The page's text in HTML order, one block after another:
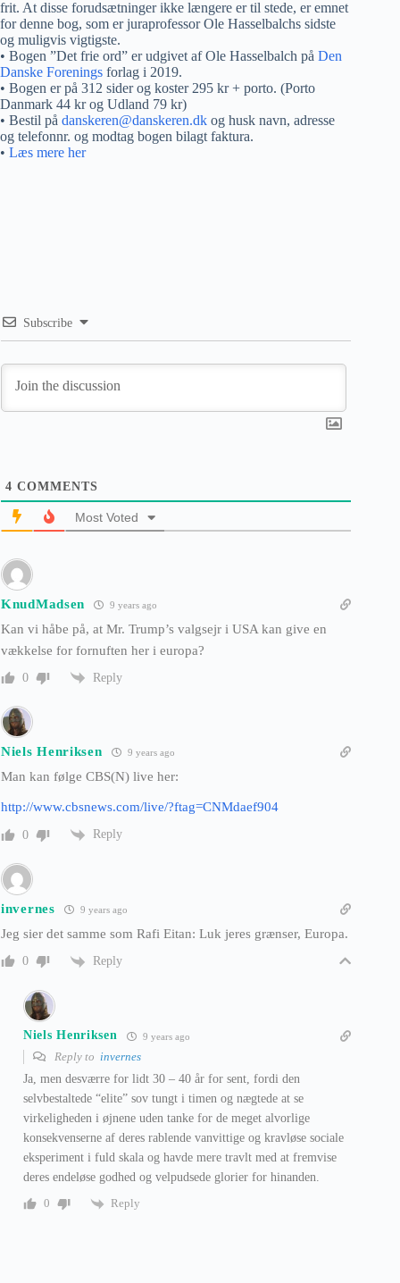
frit. At disse forudsætninger ikke længere er til stede, er emnet
for denne bog, som er juraprofessor Ole Hasselbalchs sidste
og muligvis vigtigste.
• Bogen ”Det frie ord” er udgivet af Ole Hasselbalch på Den
Danske Forenings forlag i 2019.
• Bogen er på 312 sider og koster 295 kr + porto. (Porto
Danmark 44 kr og Udland 79 kr)
• Bestil på danskeren@danskeren.dk og husk navn, adresse
og telefonnr. og modtag bogen bilagt faktura.
• Læs mere her
Subscribe
4 COMMENTS
Most Voted
KnudMadsen 9 years ago
Kan vi håbe på, at Mr. Trump’s valgsejr i USA kan give en
vækkelse for fornuften her i europa?
0 Reply
Niels Henriksen 9 years ago
Man kan følge CBS(N) live her:
http://www.cbsnews.com/live/?ftag=CNMdaef904
0 Reply
invernes 9 years ago
Jeg sier det samme som Rafi Eitan: Luk jeres grænser, Europa.
0 Reply
Niels Henriksen 9 years ago
Reply to invernes
Ja, men desværre for lidt 30 – 40 år for sent, fordi den
selvbestaltede “elite” sov tungt i timen og nægtede at se
virkeligheden i øjnene uden tanke for de meget alvorlige
konsekvenserne af deres rablende vanvittige og kravløse sociale
eksperiment i fuld skala og havde mere travlt med at fremvise
deres endeløse godhed og velpudsede glorier for hinanden.
0
Reply